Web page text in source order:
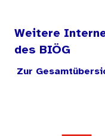
Weitere
des BIÖG
Zur